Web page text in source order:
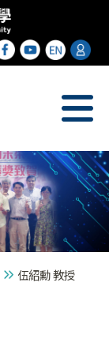
伍紹勳 教授